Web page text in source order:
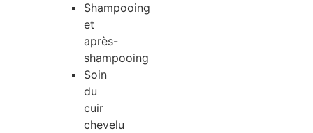
Shampooing
et
après-
shampooing
Soin
du
cuir
chevelu